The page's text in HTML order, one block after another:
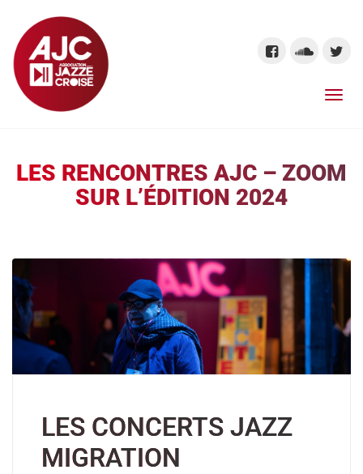
LES RENCONTRES AJC – ZOOM
SUR L’ÉDITION 2024
LES CONCERTS JAZZ
MIGRATION